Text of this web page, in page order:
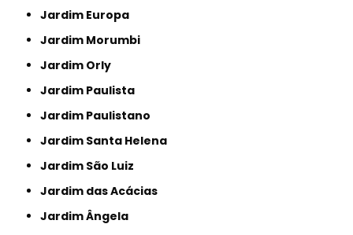
Jardim Europa
Jardim Morumbi
Jardim Orly
Jardim Paulista
Jardim Paulistano
Jardim Santa Helena
Jardim São Luiz
Jardim das Acácias
Jardim Ângela